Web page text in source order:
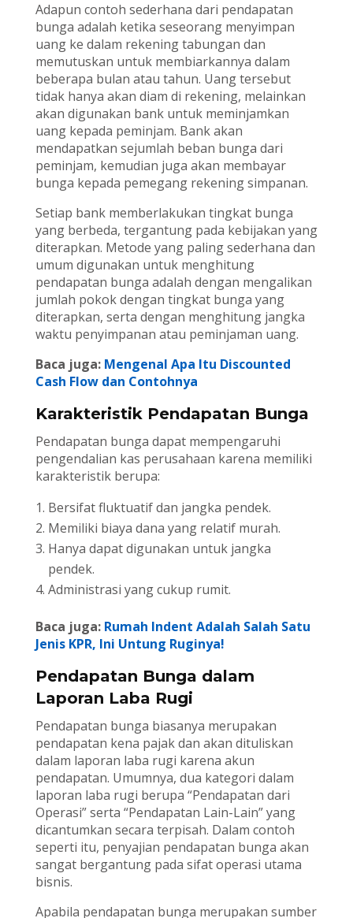
Adapun contoh sederhana dari pendapatan
bunga adalah ketika seseorang menyimpan
uang ke dalam rekening tabungan dan
memutuskan untuk membiarkannya dalam
beberapa bulan atau tahun. Uang tersebut
tidak hanya akan diam di rekening, melainkan
akan digunakan bank untuk meminjamkan
uang kepada peminjam. Bank akan
mendapatkan sejumlah beban bunga dari
peminjam, kemudian juga akan membayar
bunga kepada pemegang rekening simpanan.
Setiap bank memberlakukan tingkat bunga
yang berbeda, tergantung pada kebijakan yang
diterapkan. Metode yang paling sederhana dan
umum digunakan untuk menghitung
pendapatan bunga adalah dengan mengalikan
jumlah pokok dengan tingkat bunga yang
diterapkan, serta dengan menghitung jangka
waktu penyimpanan atau peminjaman uang.
Baca juga: Mengenal Apa Itu Discounted
Cash Flow dan Contohnya
Karakteristik Pendapatan Bunga
Pendapatan bunga dapat mempengaruhi
pengendalian kas perusahaan karena memiliki
karakteristik berupa:
Bersifat fluktuatif dan jangka pendek.
Memiliki biaya dana yang relatif murah.
Hanya dapat digunakan untuk jangka
pendek.
Administrasi yang cukup rumit.
Baca juga: Rumah Indent Adalah Salah Satu
Jenis KPR, Ini Untung Ruginya!
Pendapatan Bunga dalam
Laporan Laba Rugi
Pendapatan bunga biasanya merupakan
pendapatan kena pajak dan akan dituliskan
dalam laporan laba rugi karena akun
pendapatan. Umumnya, dua kategori dalam
laporan laba rugi berupa “Pendapatan dari
Operasi” serta “Pendapatan Lain-Lain” yang
dicantumkan secara terpisah. Dalam contoh
seperti itu, penyajian pendapatan bunga akan
sangat bergantung pada sifat operasi utama
bisnis.
Apabila pendapatan bunga merupakan sumber